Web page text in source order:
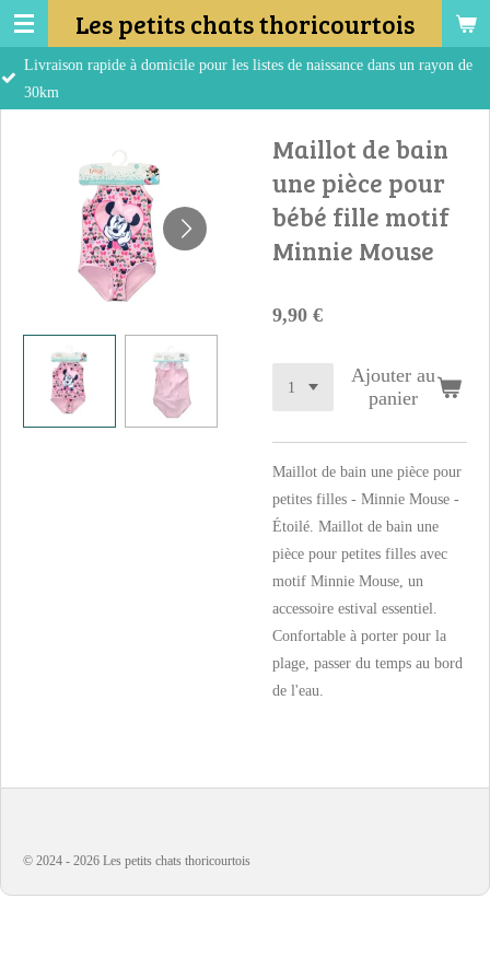
Passer
au
contenu
Les petits chats thoricourtois
à domicile pour les listes de naissance dans un rayon de
Maillot de bain
une pièce pour
bébé fille motif
Minnie Mouse
9,90 €
Ajouter au
panier
Maillot de bain une pièce pour
petites filles - Minnie Mouse -
Étoilé. Maillot de bain une
pièce pour petites filles avec
motif Minnie Mouse, un
accessoire estival essentiel.
Confortable à porter pour la
plage, passer du temps au bord
de l'eau.
© 2024 - 2026 Les petits chats thoricourtois